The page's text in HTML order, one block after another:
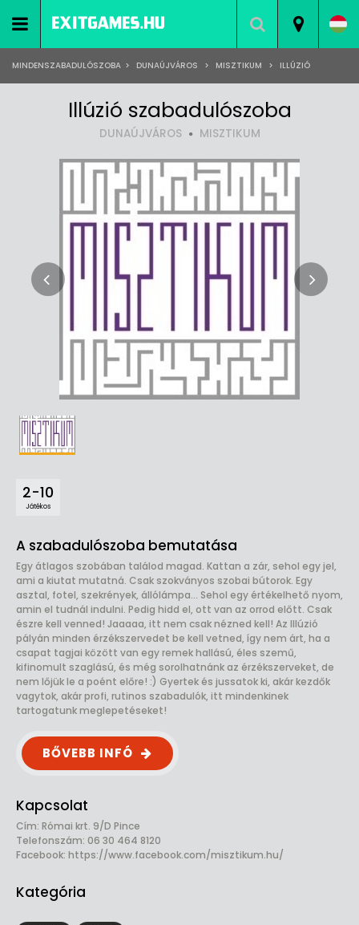
MINDENSZABADULÓSZOBA > DUNAÚJVÁROS > MISZTIKUM > ILLÚZIÓ
Illúzió szabadulószoba
DUNAÚJVÁROS MISZTIKUM
2-10
Játékos
A szabadulószoba bemutatása
Egy átlagos szobában találod magad. Kattan a zár, sehol egy jel,
ami a kiutat mutatná. Csak szokványos szobai bútorok. Egy
asztal, fotel, szekrények, állólámpa... Sehol egy értékelhető nyom,
amin el tudnál indulni. Pedig hidd el, ott van az orrod előtt. Csak
észre kell venned! Jaaaaa, itt nem csak nézned kell! Az Illúzió
pályán minden érzékszervedet be kell vetned, így nem árt, ha a
csapat tagjai között van egy remek hallású, éles szemű,
kifinomult szaglású, és még sorolhatnánk az érzékszerveket, de
nem lőjük le a poént előre! :) Gyertek és jussatok ki, akár kezdők
vagytok, akár profi, rutinos szabadulók, itt mindenkinek
tartogatunk meglepetéseket!
BŐVEBB INFÓ
Kapcsolat
Cím: Római krt. 9/D Pince
Telefonszám: 06 30 464 8120
Facebook: https://www.facebook.com/misztikum.hu/
Kategória